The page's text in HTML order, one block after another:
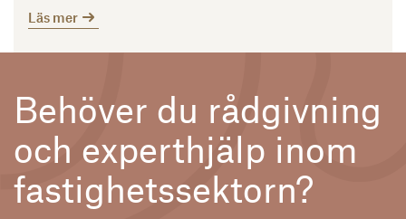
Läs mer
Behöver du rådgivning
och experthjälp inom
fastighetssektorn?